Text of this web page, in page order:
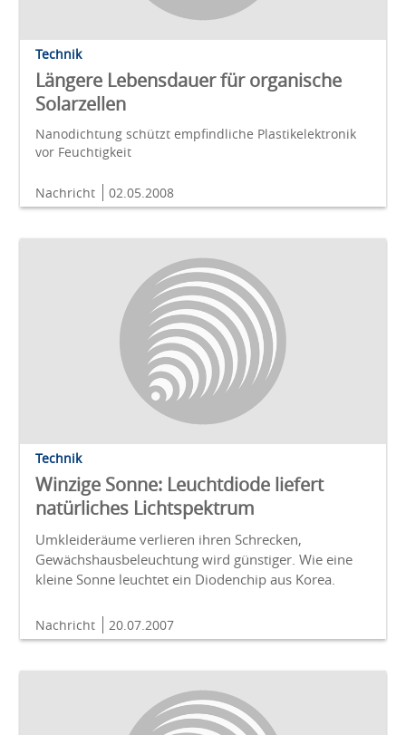
Technik
Längere Lebensdauer für organische
Solarzellen
Nanodichtung schützt empfindliche Plastikelektronik
vor Feuchtigkeit
Nachricht 02.05.2008
Technik
Winzige Sonne: Leuchtdiode liefert
natürliches Lichtspektrum
Umkleideräume verlieren ihren Schrecken,
Gewächshausbeleuchtung wird günstiger. Wie eine
kleine Sonne leuchtet ein Diodenchip aus Korea.
Nachricht 20.07.2007